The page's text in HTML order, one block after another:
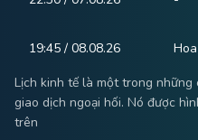
19:45 / 08.08.26
Lịch kinh tế là một trong
giao dịch ngoại hối. Nó được
trên